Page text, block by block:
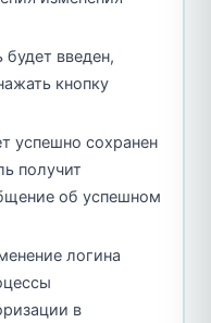
введен,
кнопку
успешно сохранен
получит
об успешном
логина
в